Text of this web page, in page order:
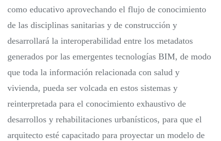
como educativo aprovechando el flujo de conocimiento
de las disciplinas sanitarias y de construcción y
desarrollará la interoperabilidad entre los metadatos
generados por las emergentes tecnologías BIM, de modo
que toda la información relacionada con salud y
vivienda, pueda ser volcada en estos sistemas y
reinterpretada para el conocimiento exhaustivo de
desarrollos y rehabilitaciones urbanísticos, para que el
arquitecto esté capacitado para proyectar un modelo de